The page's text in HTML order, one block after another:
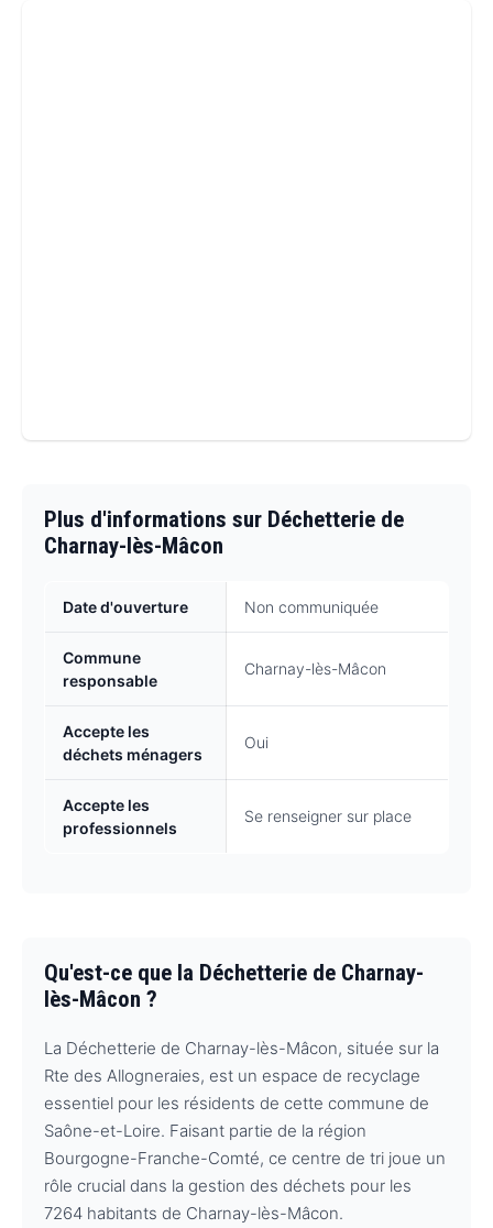
Plus d'informations sur Déchetterie de
Charnay-lès-Mâcon
Date d'ouverture Non communiquée
Commune
responsable
Charnay-lès-Mâcon
Accepte les
déchets ménagers
Oui
Accepte les
professionnels
Se renseigner sur place
Qu'est-ce que la Déchetterie de Charnay-
lès-Mâcon ?
La Déchetterie de Charnay-lès-Mâcon, située sur la
Rte des Allogneraies, est un espace de recyclage
essentiel pour les résidents de cette commune de
Saône-et-Loire. Faisant partie de la région
Bourgogne-Franche-Comté, ce centre de tri joue un
rôle crucial dans la gestion des déchets pour les
7264 habitants de Charnay-lès-Mâcon.